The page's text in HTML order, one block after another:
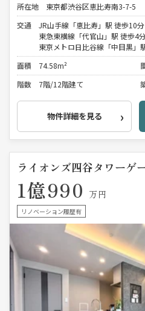
所在地
東京都渋谷区恵比寿南3-7-5
交通
JR山手線「恵比寿」駅 徒歩10分
東急東横線「代官山」駅 徒歩4
東京メトロ日比谷線「中目黒」
面積
74.58m²
階数
7階/12階建て
物件詳細を見る
ライオンズ四谷タワーゲ
1億990 万円
リノベーション履歴有